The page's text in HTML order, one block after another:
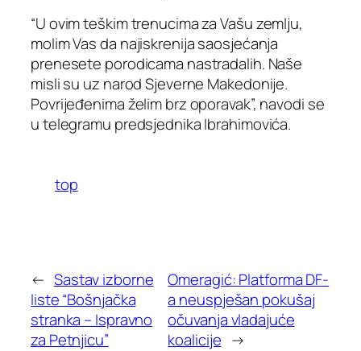
“U ovim teškim trenucima za Vašu zemlju,
molim Vas da najiskrenija saosjećanja
prenesete porodicama nastradalih. Naše
misli su uz narod Sjeverne Makedonije.
Povrijeđenima želim brz oporavak”, navodi se
u telegramu predsjednika Ibrahimovića.
top
← Sastav izborne
liste “Bošnjačka
stranka – Ispravno
za Petnjicu”
Omeragić: Platforma DF-
a neuspješan pokušaj
očuvanja vladajuće
koalicije →